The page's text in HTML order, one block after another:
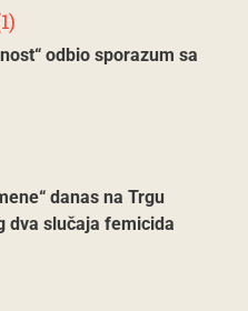
odbio sporazum sa
danas na Trgu
dva slučaja femicida